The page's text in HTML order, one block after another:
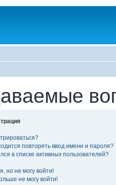
повторять ввод имени и пароля?
в списке активных пользователей?
но не могу войти!
не могу войти!